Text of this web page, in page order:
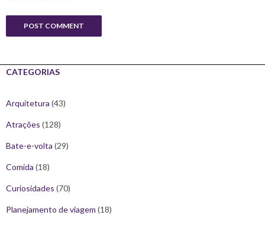
CATEGORIAS
Arquitetura (43)
Atrações (128)
Bate-e-volta (29)
Comida (18)
Curiosidades (70)
Planejamento de viagem (18)